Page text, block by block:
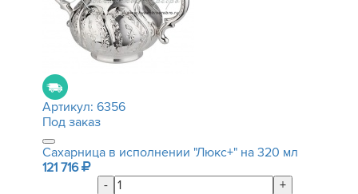
Артикул: 6356
Под заказ
Сахарница в исполнении "Люкс+" на 320 мл
121 716
-
+